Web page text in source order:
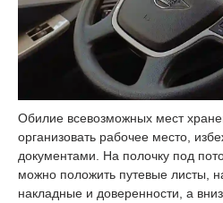
Обилие всевозможных мест
организовать рабочее место,
документами. На полочку под
можно положить путевые листы,
накладные и доверенности, а